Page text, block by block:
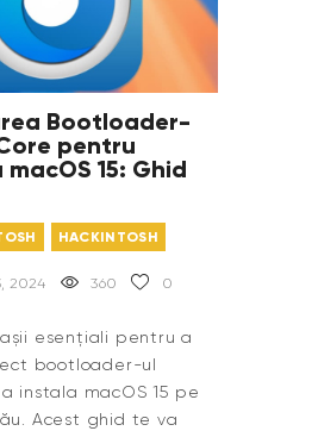
Bootloader-
pentru
15: Ghid
HACKINTOSH
2024 360 0
esențiali pentru a
bootloader-ul
instala macOS 15 pe
Acest ghid te va